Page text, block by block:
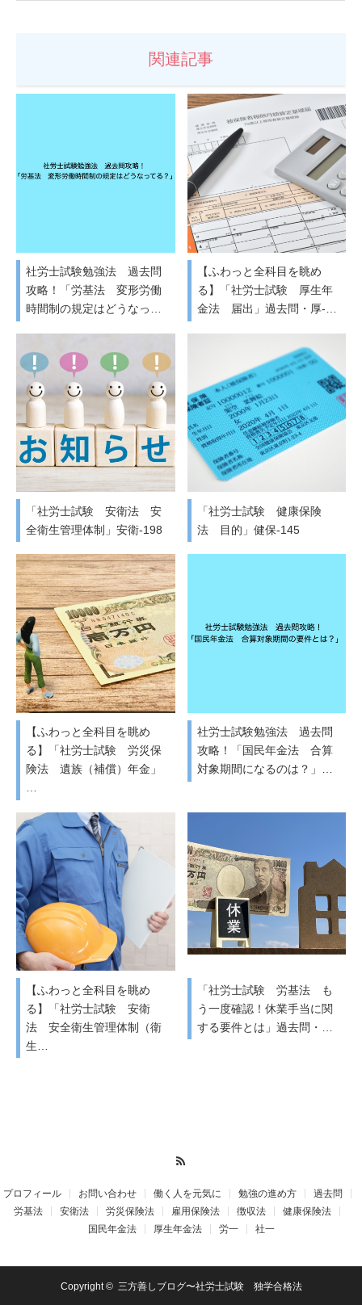
関連記事
社労士試験勉強法 過去問
攻略！「労基法 変形労働
時間制の規定はどうなっ…
【ふわっと全科目を眺め
る】「社労士試験 厚生年
金法 届出」過去問・厚-…
「社労士試験 安衛法 安
全衛生管理体制」安衛-198
「社労士試験 健康保険
法 目的」健保-145
【ふわっと全科目を眺め
る】「社労士試験 労災保
険法 遺族（補償）年金」
社労士試験勉強法 過去問
攻略！「国民年金法 合算
対象期間になるのは？」…
【ふわっと全科目を眺め
る】「社労士試験 安衛
法 安全衛生管理体制（衛
生…
「社労士試験 労基法 も
う一度確認！休業手当に関
する要件とは」過去問・…
プロフィール お問い合わせ 働く人を元気に 勉強の進め方
過去問
労基法
安衛法 労災保険法 雇用保険法 徴収法
健康保険法
国民年金法
厚生年金法 労一 社一
Copyright © 三方善しブログ〜社労士試験 独学合格法